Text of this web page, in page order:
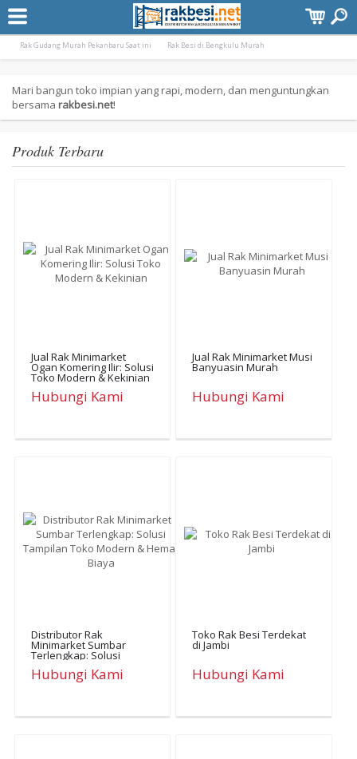
Terpopuler:
Rak Gudang Besi Pekanbaru Murah
Rak Minimarket Pangkal Pinang Bangka Bel
Rak Gudang Murah Pekanbaru Saat ini
Rak Besi di Bengkulu Murah
Mari bangun toko impian yang rapi, modern, dan menguntungkan
bersama rakbesi.net!
Produk Terbaru
Jual Rak Minimarket
Ogan Komering Ilir: Solusi
Toko Modern & Kekinian
Hubungi Kami
Jual Rak Minimarket Musi
Banyuasin Murah
Hubungi Kami
Distributor Rak
Minimarket Sumbar
Terlengkap: Solusi
Hemat Biaya
Hubungi Kami
Toko Rak Besi Terdekat
di Jambi
Hubungi Kami